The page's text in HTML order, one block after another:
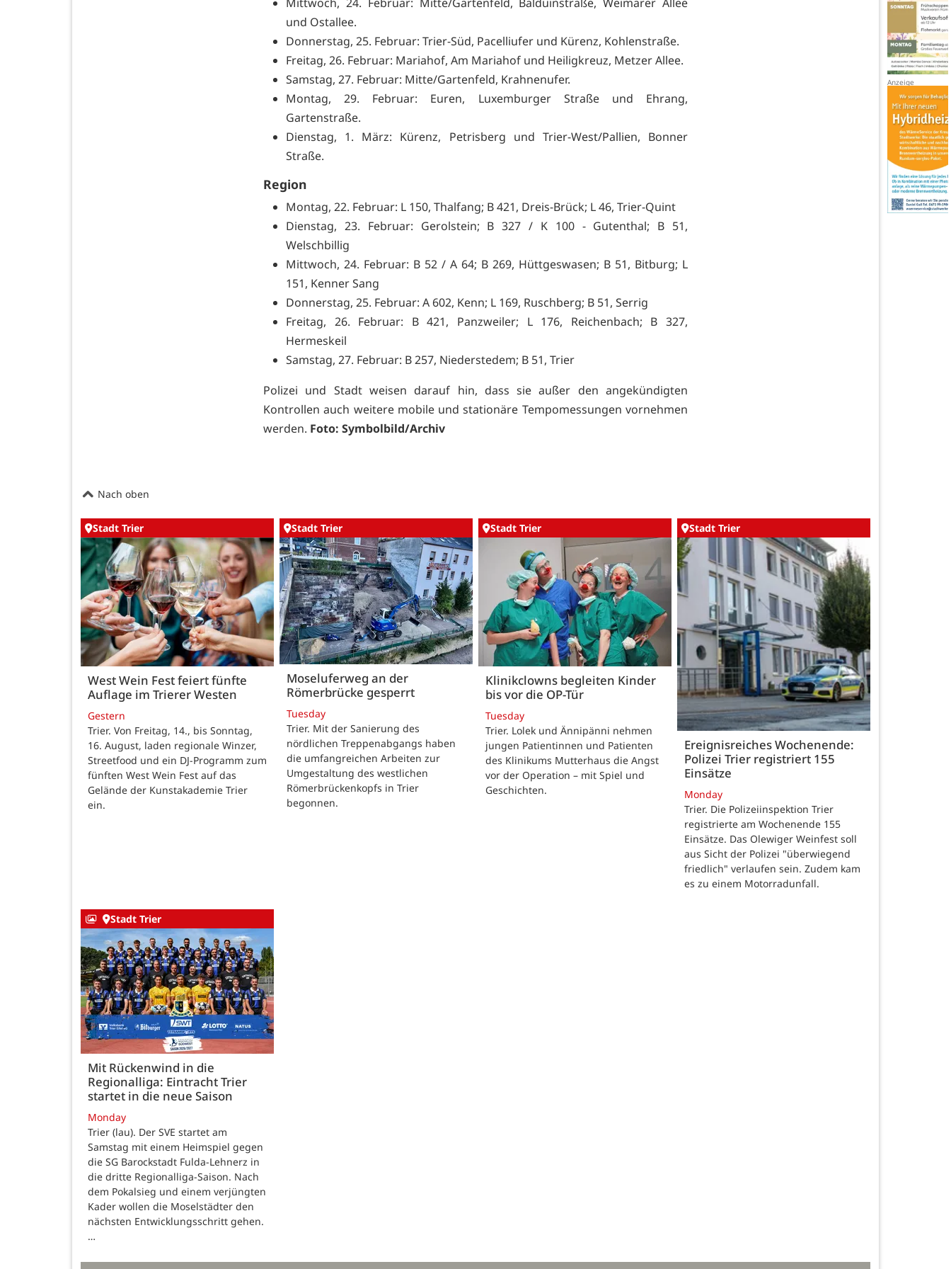
und Ostallee.
Donnerstag, 25. Februar: Trier-Süd, Pacelliufer und Kürenz, Kohlenstraße.
Freitag, 26. Februar: Mariahof, Am Mariahof und Heiligkreuz, Metzer Allee.
Samstag, 27. Februar: Mitte/Gartenfeld, Krahnenufer.
Montag, 29. Februar: Euren, Luxemburger Straße und Ehrang,
Gartenstraße.
Dienstag, 1. März: Kürenz, Petrisberg und Trier-West/Pallien, Bonner
Straße.
Region
Montag, 22. Februar: L 150, Thalfang; B 421, Dreis-Brück; L 46, Trier-Quint
Dienstag, 23. Februar: Gerolstein; B 327 / K 100 - Gutenthal; B 51,
Welschbillig
Mittwoch, 24. Februar: B 52 / A 64; B 269, Hüttgeswasen; B 51, Bitburg; L
151, Kenner Sang
Donnerstag, 25. Februar: A 602, Kenn; L 169, Ruschberg; B 51, Serrig
Freitag, 26. Februar: B 421, Panzweiler; L 176, Reichenbach; B 327,
Hermeskeil
Samstag, 27. Februar: B 257, Niederstedem; B 51, Trier
Polizei und Stadt weisen darauf hin, dass sie außer den angekündigten
Kontrollen auch weitere mobile und stationäre Tempomessungen vornehmen
werden. Foto: Symbolbild/Archiv
Nach oben
Stadt Trier
West Wein Fest feiert fünfte
Auflage im Trierer Westen
Gestern
Trier. Von Freitag, 14., bis Sonntag,
16. August, laden regionale Winzer,
Streetfood und ein DJ-Programm zum
fünften West Wein Fest auf das
Gelände der Kunstakademie Trier
ein.
Stadt Trier
Moseluferweg an der
Römerbrücke gesperrt
Tuesday
Trier. Mit der Sanierung des
nördlichen Treppenabgangs haben
die umfangreichen Arbeiten zur
Umgestaltung des westlichen
Römerbrückenkopfs in Trier
begonnen.
Stadt Trier
Klinikclowns begleiten Kinder
bis vor die OP-Tür
Tuesday
Trier. Lolek und Ännipänni nehmen
jungen Patientinnen und Patienten
des Klinikums Mutterhaus die Angst
vor der Operation – mit Spiel und
Geschichten.
Stadt Trier
Ereignisreiches Wochenende:
Polizei Trier registriert 155
Einsätze
Monday
Trier. Die Polizeiinspektion Trier
registrierte am Wochenende 155
Einsätze. Das Olewiger Weinfest soll
aus Sicht der Polizei "überwiegend
friedlich" verlaufen sein. Zudem kam
es zu einem Motorradunfall.
Stadt Trier
Mit Rückenwind in die
Regionalliga: Eintracht Trier
startet in die neue Saison
Monday
Trier (lau). Der SVE startet am
Samstag mit einem Heimspiel gegen
die SG Barockstadt Fulda-Lehnerz in
die dritte Regionalliga-Saison. Nach
dem Pokalsieg und einem verjüngten
Kader wollen die Moselstädter den
nächsten Entwicklungsschritt gehen.
…